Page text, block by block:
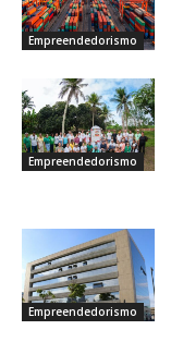
Empreendedorismo
Empreendedorismo
Empreendedorismo